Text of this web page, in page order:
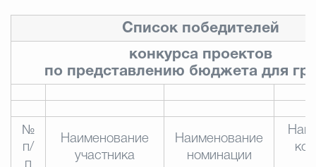
Список победителей
конкурса проектов
по представлению бюджета для
№
п/
п
Наименование
участника
Наименование
номинации